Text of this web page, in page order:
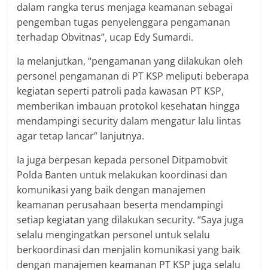
dalam rangka terus menjaga keamanan sebagai
pengemban tugas penyelenggara pengamanan
terhadap Obvitnas”, ucap Edy Sumardi.
Ia melanjutkan, “pengamanan yang dilakukan oleh
personel pengamanan di PT KSP meliputi beberapa
kegiatan seperti patroli pada kawasan PT KSP,
memberikan imbauan protokol kesehatan hingga
mendampingi security dalam mengatur lalu lintas
agar tetap lancar” lanjutnya.
Ia juga berpesan kepada personel Ditpamobvit
Polda Banten untuk melakukan koordinasi dan
komunikasi yang baik dengan manajemen
keamanan perusahaan beserta mendampingi
setiap kegiatan yang dilakukan security. “Saya juga
selalu mengingatkan personel untuk selalu
berkoordinasi dan menjalin komunikasi yang baik
dengan manajemen keamanan PT KSP juga selalu